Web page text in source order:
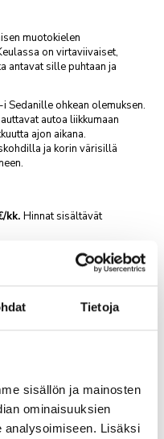
Tietoja
sisällön ja mainosten
ominaisuuksien
analysoimiseen. Lisäksi
muotokielen
on virtaviivaiset,
antavat sille puhtaan ja
Sedanille ohkean olemuksen.
autoa liikkumaan
ajon aikana.
ja korin värisillä
kk. Hinnat sisältävät